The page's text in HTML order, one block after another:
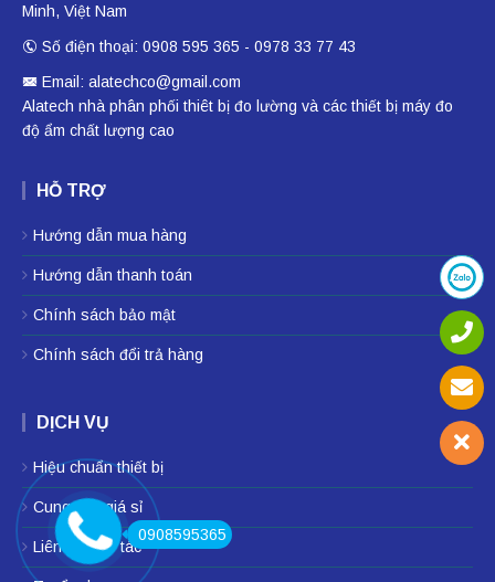
Minh, Việt Nam
Số điện thoại: 0908 595 365 - 0978 33 77 43
Email: alatechco@gmail.com
Alatech nhà phân phối thiêt bị đo lường và các thiết bị máy đo
độ ẩm chất lượng cao
HỖ TRỢ
Hướng dẫn mua hàng
Hướng dẫn thanh toán
Chính sách bảo mật
Chính sách đổi trả hàng
DỊCH VỤ
Hiệu chuẩn thiết bị
Cung cấp giá sỉ
Liên hệ hợp tác
0908595365